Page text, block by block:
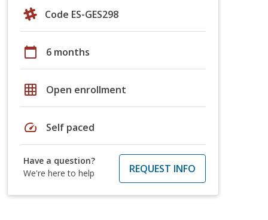
Code ES-GES298
calendar_today 6 months
grid_on Open enrollment
speed Self paced
Have a question?
We're here to help
REQUEST INFO